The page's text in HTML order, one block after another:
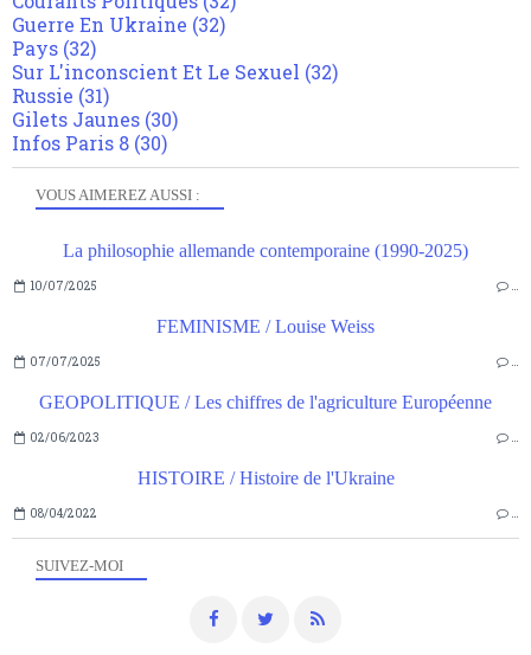
SUIVEZ-MOI
VOUS AIMEREZ AUSSI :
La philosophie allemande contemporaine (1990-2025)
10/07/2025 …
FEMINISME / Louise Weiss
07/07/2025 …
GEOPOLITIQUE / Les chiffres de l'agriculture Européenne
02/06/2023 …
HISTOIRE / Histoire de l'Ukraine
08/04/2022 …
Guerre En Ukraine (32)
Pays (32)
Sur L'inconscient Et Le Sexuel (32)
Russie (31)
Gilets Jaunes (30)
Infos Paris 8 (30)